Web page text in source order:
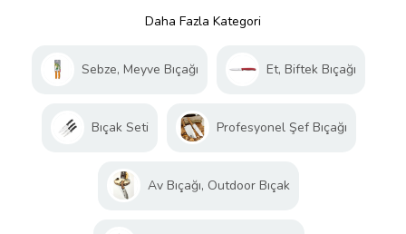
Daha Fazla Kategori
Sebze, Meyve Bıçağı Et, Biftek Bıçağı
Bıçak Seti Profesyonel Şef Bıçağı
Av Bıçağı, Outdoor Bıçak